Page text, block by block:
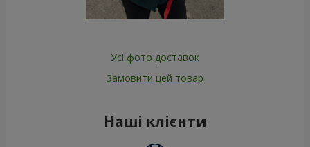
Усі фото доставок
Замовити цей товар
Наші клієнти